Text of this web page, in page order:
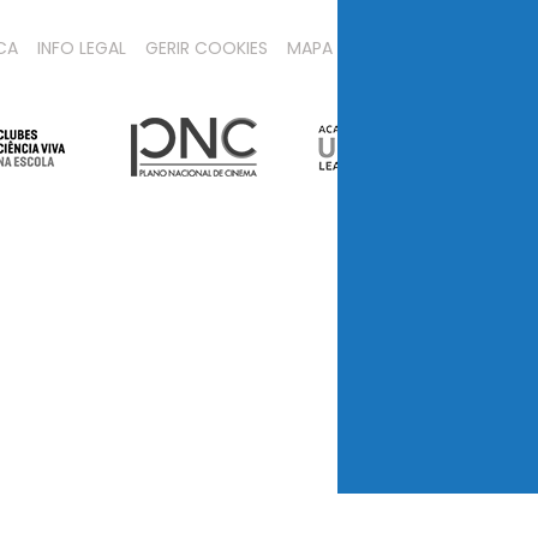
INFO LEGAL GERIR COOKIES MAPA DO SITE